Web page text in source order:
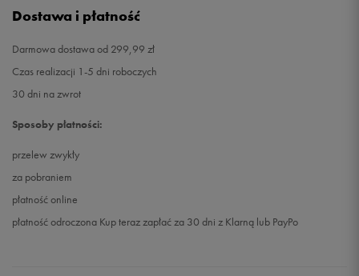
Dostawa i płatność
Darmowa dostawa od 299,99 zł
Czas realizacji 1-5 dni roboczych
30 dni na zwrot
Sposoby płatności:
przelew zwykły
za pobraniem
płatność online
płatność odroczona Kup teraz zapłać za 30 dni z Klarną lub PayPo